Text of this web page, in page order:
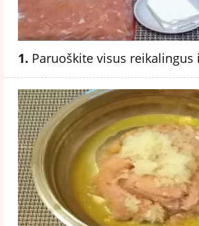
1. Paruoškite visus reikalingus